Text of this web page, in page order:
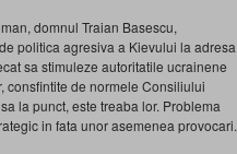
domnul Traian Basescu,
politica agresiva a Kievului la adresa
sa stimuleze autoritatile ucrainene
consfintite de normele Consiliului
la punct, este treaba lor. Problema
in fata unor asemenea provocari.